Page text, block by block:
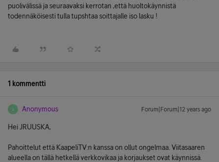
puolivälissä ja seuraavaksi kerrotan ,että huoltokäynnistä
todennäköisesti tulla tupshtaa soittajalle iso lasku !
1 kommentti
A Anonymous Forum|Forum|12 years ago
Hei JRUUSKA,
Pahoittelut että KaapeliTV:n kanssa on ollut ongelmaa. Viitasaaren
alueella on tällä hetkellä verkkovikaa ja korjaukset ovat käynnissä.